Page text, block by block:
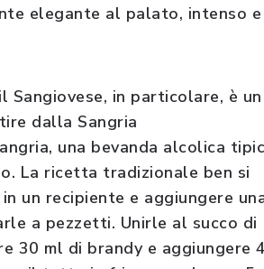
elegante al palato, intenso e
Sangiovese, in particolare, è un
dalla Sangria
una bevanda alcolica
La ricetta tradizionale ben si
un recipiente e aggiungere
a pezzetti. Unirle al succo di
30 ml di brandy e aggiungere